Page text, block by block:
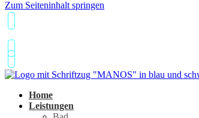
Zum Seiteninhalt springen
089 17109588
Home
Leistungen